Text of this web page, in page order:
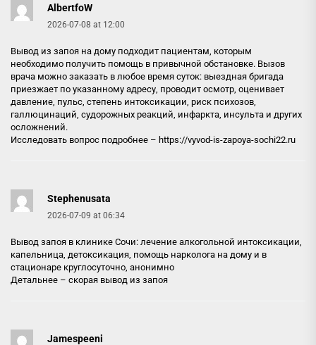
AlbertfoW
2026-07-08 at 12:00
Вывод из запоя на дому подходит пациентам, которым
необходимо получить помощь в привычной обстановке. Вызов
врача можно заказать в любое время суток: выездная бригада
приезжает по указанному адресу, проводит осмотр, оценивает
давление, пульс, степень интоксикации, риск психозов,
галлюцинаций, судорожных реакций, инфаркта, инсульта и других
осложнений.
Исследовать вопрос подробнее – https://vyvod-is-zapoya-sochi22.ru
Stephenusata
2026-07-09 at 06:34
Вывод запоя в клинике Сочи: лечение алкогольной интоксикации,
капельница, детоксикация, помощь нарколога на дому и в
стационаре круглосуточно, анонимно
Детальнее – скорая вывод из запоя
Jamespeeni